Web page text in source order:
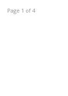
Page 1 of 4